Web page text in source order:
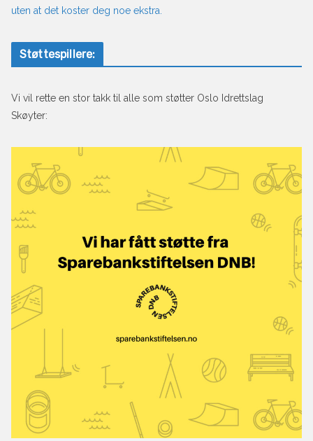
uten at det koster deg noe ekstra.
Støttespillere:
Vi vil rette en stor takk til alle som støtter Oslo Idrettslag
Skøyter: